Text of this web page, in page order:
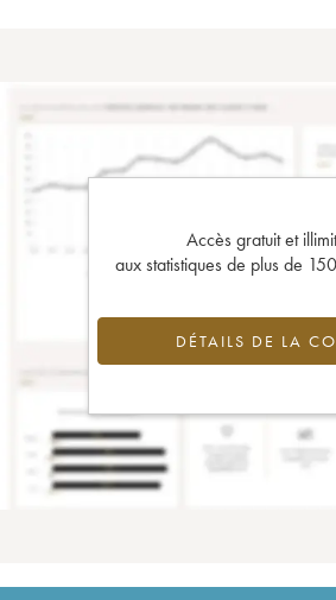
Accès gratuit et
aux statistiques de plus de
DÉTAILS DE LA